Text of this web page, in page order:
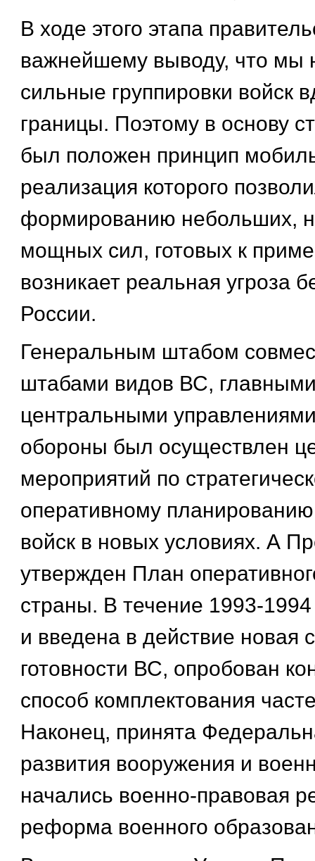
В ходе этого этапа
важнейшему выводу, что мы
сильные группировки войск
границы. Поэтому в основу
был положен принцип
реализация которого
формированию небольших,
мощных сил, готовых к
возникает реальная угроза
России.
Генеральным штабом
штабами видов ВС,
центральными
обороны был осуществлен
мероприятий по
оперативному
войск в новых условиях. А
утвержден План
страны. В течение 1993-1994
и введена в действие новая
готовности ВС, опробован
способ комплектования
Наконец, принята
развития вооружения и
начались военно-правовая
реформа военного